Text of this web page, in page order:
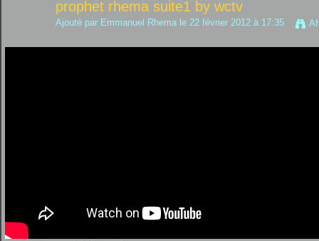
prophet rhema suite1 by wctv
Ajouté par Emmanuel Rhema le 22 février 2012 à 17:35